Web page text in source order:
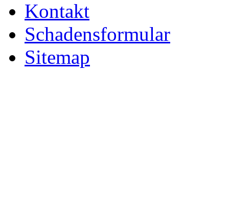
Kontakt
Schadensformular
Sitemap